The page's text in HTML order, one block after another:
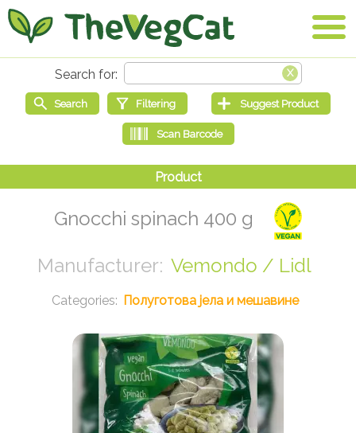
Gnocchi spinach 400 g
Vemondo / Lidl
Полуготова јела и мешавине